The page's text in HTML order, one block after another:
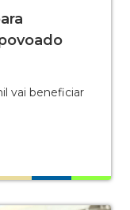
vai beneficiar